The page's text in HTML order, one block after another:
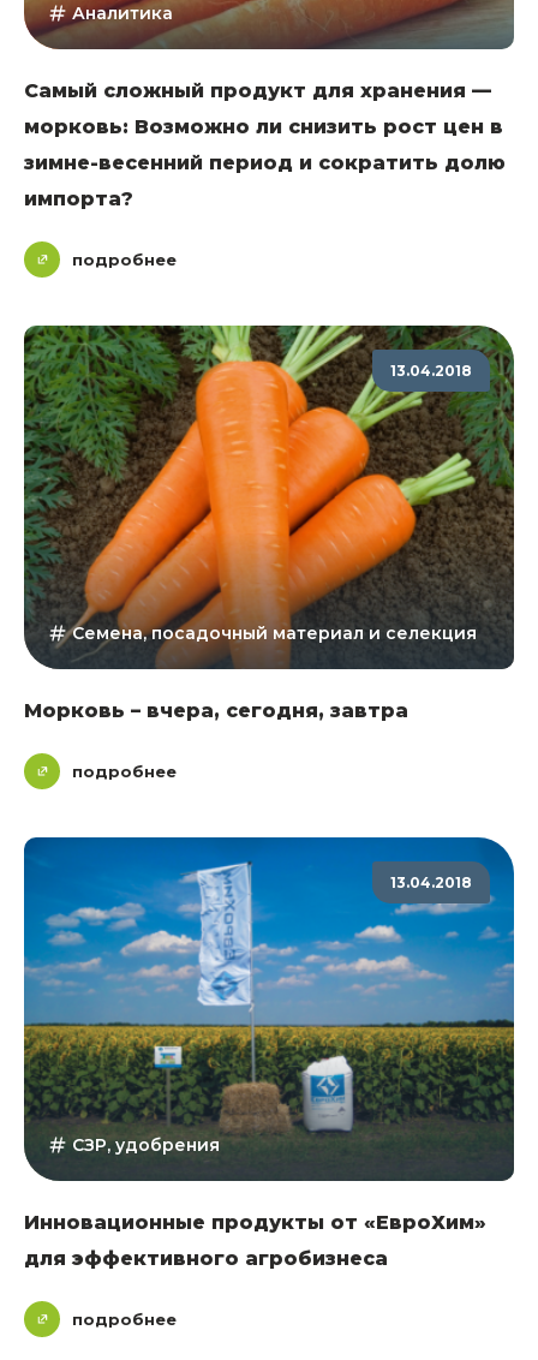
Аналитика
Самый сложный продукт для хранения —
морковь: Возможно ли снизить рост цен в
зимне-весенний период и сократить долю
импорта?
подробнее
13.04.2018
Семена, посадочный материал и селекция
Морковь – вчера, сегодня, завтра
подробнее
13.04.2018
СЗР, удобрения
Инновационные продукты от «ЕвроХим»
для эффективного агробизнеса
подробнее